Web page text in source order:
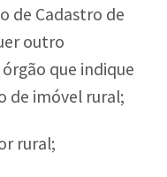
de Cadastro de
outro
que indique
de imóvel rural;
rural;